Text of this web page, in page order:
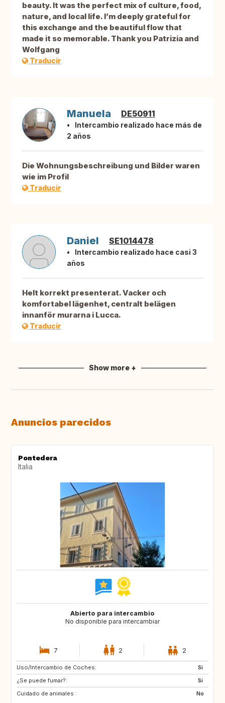
beauty. It was the perfect mix of culture, food,
nature, and local life. I’m deeply grateful for
this exchange and the beautiful flow that
made it so memorable. Thank you Patrizia and
Wolfgang
Traducir
Manuela DE50911
Intercambio realizado hace más de
2 años
Die Wohnungsbeschreibung und Bilder waren
wie im Profil
Traducir
Daniel SE1014478
Intercambio realizado hace casi 3
años
Helt korrekt presenterat. Vacker och
komfortabel lägenhet, centralt belägen
innanför murarna i Lucca.
Traducir
Show more +
Anuncios parecidos
Pontedera
Italia
Abierto para intercambio
No disponible para intercambiar
7 2 2
Uso/Intercambio de Coches:
Si
¿Se puede fumar?:
Si
Cuidado de animales :
No
DE
ES
GB